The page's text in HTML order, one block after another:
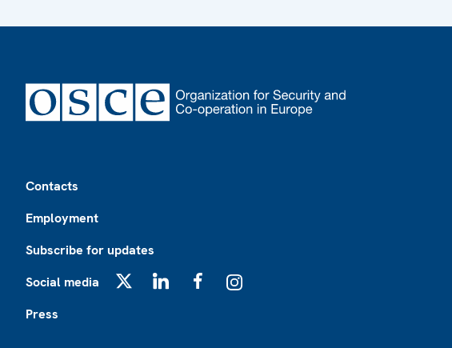
Contacts
Employment
Subscribe for updates
Social media
Press